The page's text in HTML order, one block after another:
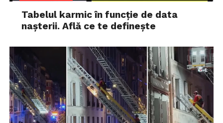
Tabelul karmic în funcție de data
nașterii. Află ce te definește